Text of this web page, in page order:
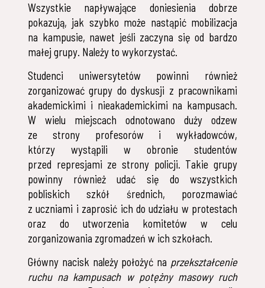
Wszystkie napływające doniesienia dobrze
pokazują, jak szybko może nastąpić mobilizacja
na kampusie, nawet jeśli zaczyna się od bardzo
małej grupy. Należy to wykorzystać.
Studenci uniwersytetów powinni również
zorganizować grupy do dyskusji z pracownikami
akademickimi i nieakademickimi na kampusach.
W wielu miejscach odnotowano duży odzew
ze strony profesorów i wykładowców,
którzy wystąpili w obronie studentów
przed represjami ze strony policji. Takie grupy
powinny również udać się do wszystkich
pobliskich szkół średnich, porozmawiać
z uczniami i zaprosić ich do udziału w protestach
oraz do utworzenia komitetów w celu
zorganizowania zgromadzeń w ich szkołach.
Główny nacisk należy położyć na przekształcenie
ruchu na kampusach w potężny masowy ruch